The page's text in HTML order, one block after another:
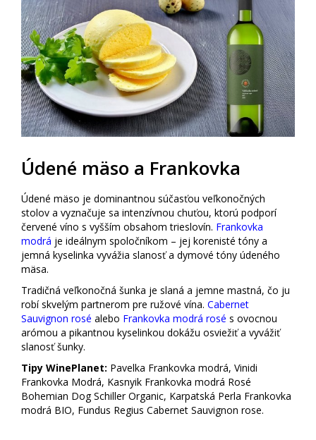
Údené mäso a Frankovka
Údené mäso je dominantnou súčasťou veľkonočných
stolov a vyznačuje sa intenzívnou chuťou, ktorú podporí
červené víno s vyšším obsahom trieslovín. Frankovka
modrá je ideálnym spoločníkom – jej korenisté tóny a
jemná kyselinka vyvážia slanosť a dymové tóny údeného
mäsa.
Tradičná veľkonočná šunka je slaná a jemne mastná, čo ju
robí skvelým partnerom pre ružové vína. Cabernet
Sauvignon rosé alebo Frankovka modrá rosé s ovocnou
arómou a pikantnou kyselinkou dokážu osviežiť a vyvážiť
slanosť šunky.
Tipy WinePlanet: Pavelka Frankovka modrá, Vinidi
Frankovka Modrá, Kasnyik Frankovka modrá Rosé
Bohemian Dog Schiller Organic, Karpatská Perla Frankovka
modrá BIO, Fundus Regius Cabernet Sauvignon rose.